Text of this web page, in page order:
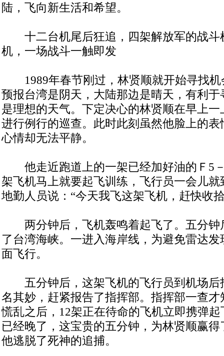
陆，飞向新生活和希望。
十二台机尾后狂追，四架解放军的战斗
机，一场战斗一触即发
1989年春节刚过，林贤顺就开始寻找机
预报台湾是阴天，大陆那边是晴天，有利
是理想的天气。下定决心的林贤顺在早上
进行例行的巡查。此时此刻虽然他脸上的
心情却无法平静。
他走近跑道上的一架已经加好油的Ｆ5
架飞机马上就要起飞训练，飞行员一会儿
地勤人员说：“今天我飞这架飞机，赶快收
两分钟后，飞机轰鸣着起飞了。五分钟
了台湾海峡。一进入海岸线，为避免雷达
面飞行。
五分钟后，这架飞机的飞行员到机场后
名其妙，赶紧报告了指挥部。指挥部一查
慌乱之后，12架正在待命的飞机立即携弹
已经晚了，这宝贵的五分钟，为林贤顺赢
他逃脱了死神的追捕。